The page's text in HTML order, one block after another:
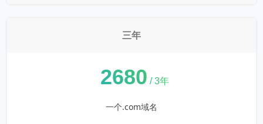
三年
2680 / 3年
一个.com域名